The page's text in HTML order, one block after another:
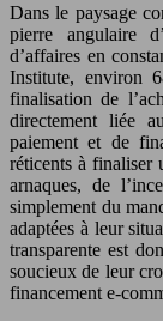
Dans le paysage
pierre angulaire
d’affaires en
Institute, environ
finalisation de
directement liée
paiement et de
réticents à finaliser
arnaques, de
simplement du
adaptées à leur
transparente est
soucieux de leur
financement e-